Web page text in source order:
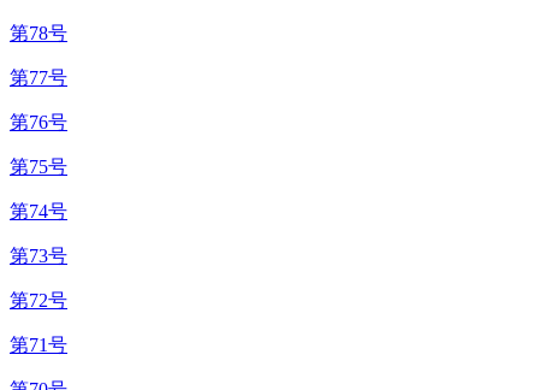
第78号
第77号
第76号
第75号
第74号
第73号
第72号
第71号